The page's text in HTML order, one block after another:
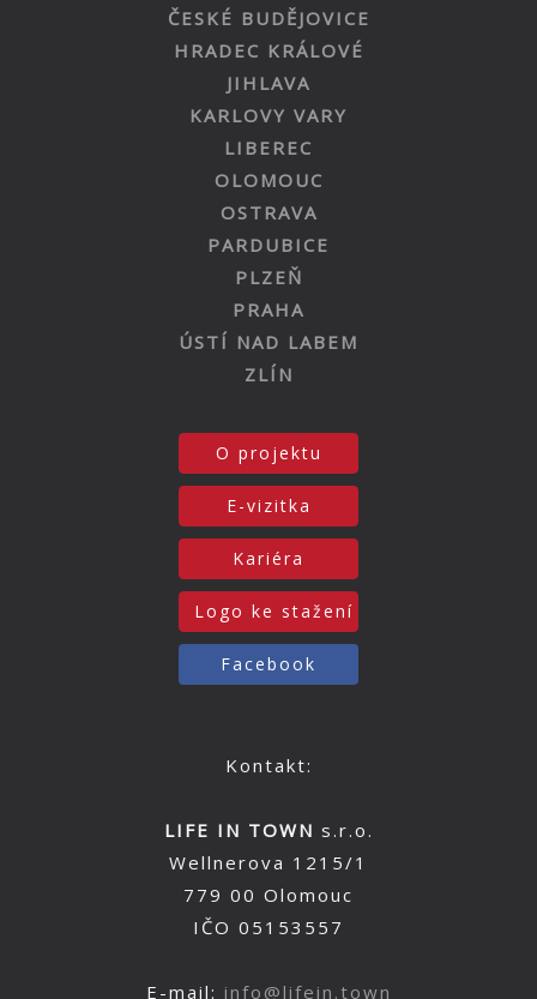
ČESKÉ BUDĚJOVICE
HRADEC KRÁLOVÉ
JIHLAVA
KARLOVY VARY
LIBEREC
OLOMOUC
OSTRAVA
PARDUBICE
PLZEŇ
PRAHA
ÚSTÍ NAD LABEM
ZLÍN
O projektu
E-vizitka
Kariéra
Logo ke stažení
Facebook
Kontakt:
LIFE IN TOWN s.r.o.
Wellnerova 1215/1
779 00 Olomouc
IČO 05153557
E-mail: info@lifein.town